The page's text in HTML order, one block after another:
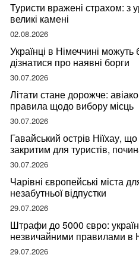
Туристи вражені страхом: з
великі камені
02.08.2026
Українці в Німеччині
дізнатися про наявні борги
30.07.2026
Літати стане дорожче:
правила щодо вибору місць
30.07.2026
Гавайський острів Ніїхау,
закритим для туристів,
відвідувачів
30.07.2026
Чарівні європейські міста
незабутньої відпустки
29.07.2026
Штрафи до 5000 євро:
незвичайними правилами в
правдою
29.07.2026